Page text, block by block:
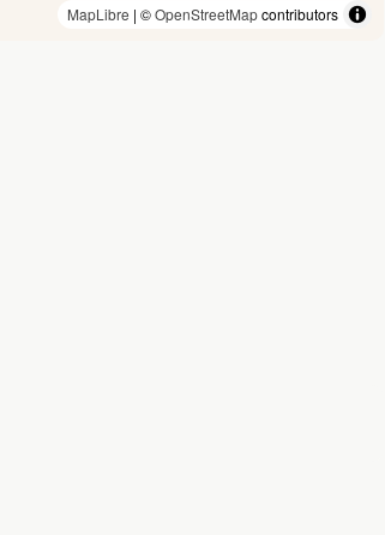
MapLibre | ©OpenStreetMapcontributors